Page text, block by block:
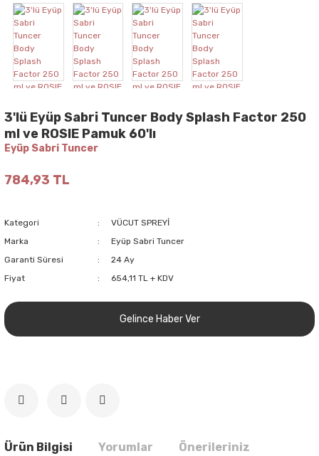
3'lü Eyüp Sabri Tuncer Body Splash Factor 250
ml ve ROSIE Pamuk 60'lı
Eyüp Sabri Tuncer
784,93 TL
Kategori
VÜCUT SPREYİ
Marka
Eyüp Sabri Tuncer
Garanti Süresi
24 Ay
Fiyat
654,11 TL + KDV
Gelince Haber Ver
Ürün Bilgisi Yorumlar Önerileriniz